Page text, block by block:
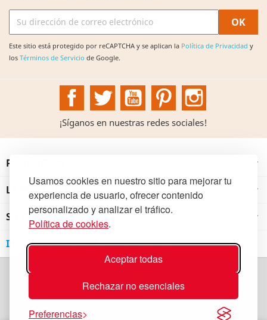
Usamos cookies en nuestro sitio para mejorar tu
experiencia de usuario, ofrecer contenido
personalizado y analizar el tráfico.
Política de cookies.
Aceptar todas
Rechazar no esenciales
Preferencias
Este sitio está protegido por reCAPTCHA y se aplican la Política de Privacidad y
los Términos de Servicio de Google.
FacebookTwitter YouTubePinterest
¡Síganos en nuestras redes sociales!
PRODUCTOS 
LA INSTITUCIÓN 
SU CUENTA 
INFORMACIÓN DE LA TIENDA